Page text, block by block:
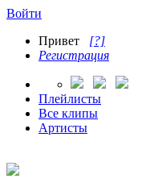
Войти
Привет [?]
Регистрация
Плейлисты
Все клипы
Артисты